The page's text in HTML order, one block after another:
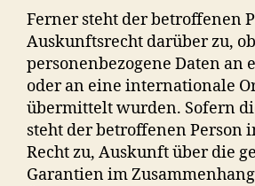
Ferner steht der betroffenen
Auskunftsrecht darüber zu, ob
personenbezogene Daten an
oder an eine internationale
übermittelt wurden. Sofern
steht der betroffenen Person
Recht zu, Auskunft über die
Garantien im